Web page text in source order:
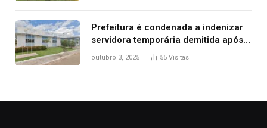
Prefeitura é condenada a indenizar
servidora temporária demitida após
nascimento da filha
outubro 3, 2025 55 Visitas